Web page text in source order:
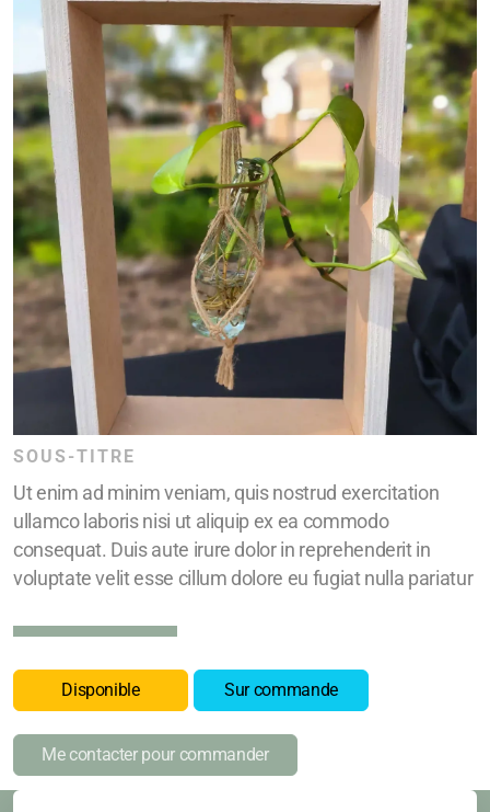
SOUS-TITRE
Ut enim ad minim veniam, quis nostrud exercitation
ullamco laboris nisi ut aliquip ex ea commodo
consequat. Duis aute irure dolor in reprehenderit in
voluptate velit esse cillum dolore eu fugiat nulla pariatur
Disponible Sur commande
Me contacter pour commander